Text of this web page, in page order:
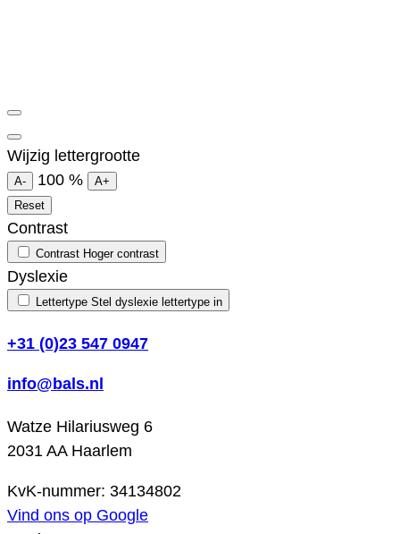
Wijzig lettergrootte
A- 100 %
A+
Reset
Contrast
Contrast Hoger contrast
Dyslexie
Lettertype Stel dyslexie lettertype in
+31 (0)23 547 0947
info@bals.nl
Watze Hilariusweg 6
2031 AA Haarlem
KvK-nummer: 34134802
Vind ons op Google